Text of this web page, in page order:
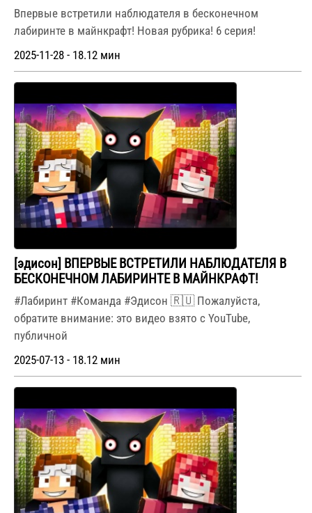
Впервые встретили наблюдателя в бесконечном
лабиринте в майнкрафт! Новая рубрика! 6 серия!
2025-11-28 - 18.12 мин
[эдисон] ВПЕРВЫЕ ВСТРЕТИЛИ НАБЛЮДАТЕЛЯ В
БЕСКОНЕЧНОМ ЛАБИРИНТЕ В МАЙНКРАФТ!
#Лабиринт #Команда #Эдисон 🇷🇺 Пожалуйста,
обратите внимание: это видео взято с YouTube,
публичной
2025-07-13 - 18.12 мин